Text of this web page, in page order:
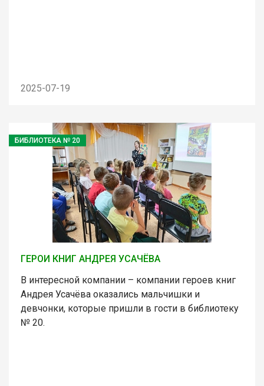
2025-07-19
БИБЛИОТЕКА № 20
ГЕРОИ КНИГ АНДРЕЯ УСАЧЁВА
В интересной компании – компании героев книг
Андрея Усачёва оказались мальчишки и
девчонки, которые пришли в гости в библиотеку
№ 20.